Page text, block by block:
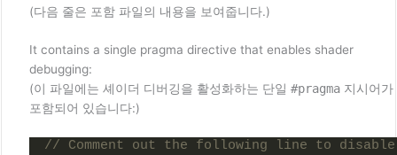
(다음 줄은 포함 파일의 내용을 보여줍니다.)
It contains a single pragma directive that enables shader
debugging:
(이 파일에는 셰이더 디버깅을 활성화하는 단일 #pragma지시어가
포함되어 있습니다:)
// Comment out the following line to disable